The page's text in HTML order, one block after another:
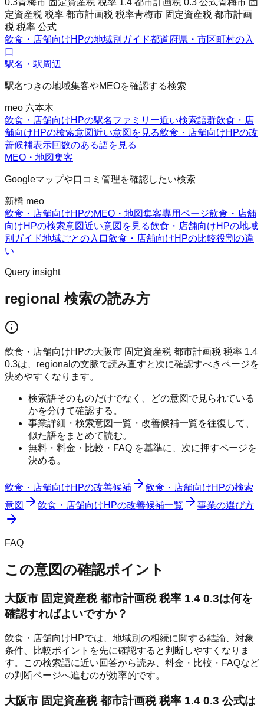
0.3青梅市 固定資産税 税率 1.4 都市計画税 0.3 公式青梅市 固
定資産税 税率 都市計画税 税率青梅市 固定資産税 都市計画
税 税率 公式
飲食・店舗向けHPの地域別ガイド都道府県・市区町村の入
口
駅名・駅周辺
駅名つきの地域集客やMEOを確認する検索
meo 六本木
飲食・店舗向けHPの駅名ファミリー近い検索語群飲食・店
舗向けHPの検索意図近い意図を見る飲食・店舗向けHPの改
善候補表示回数のある語を見る
MEO・地図集客
Googleマップや口コミ管理を確認したい検索
新橋 meo
飲食・店舗向けHPのMEO・地図集客専用ページ飲食・店舗
向けHPの検索意図近い意図を見る飲食・店舗向けHPの地域
別ガイド地域ごとの入口飲食・店舗向けHPの比較役割の違
い
Query insight
regional 検索の読み方
飲食・店舗向けHPの大阪市 固定資産税 都市計画税 税率 1.4
0.3は、regionalの文脈で読み直すと次に確認すべきページを
決めやすくなります。
検索語そのものだけでなく、どの意図で見られている
かを分けて確認する。
事業詳細・検索意図一覧・改善候補一覧を往復して、
似た語をまとめて読む。
無料・料金・比較・FAQ を基準に、次に押すページを
決める。
飲食・店舗向けHPの改善候補
飲食・店舗向けHPの検索
意図
飲食・店舗向けHPの改善候補一覧 事業の選び方
FAQ
この意図の確認ポイント
大阪市 固定資産税 都市計画税 税率 1.4 0.3は何を
確認すればよいですか？
飲食・店舗向けHPでは、地域別の相続に関する結論、対象
条件、比較ポイントを先に確認すると判断しやすくなりま
す。この検索語に近い回答から読み、料金・比較・FAQなど
の判断ページへ進むのが効率的です。
大阪市 固定資産税 都市計画税 税率 1.4 0.3 公式は